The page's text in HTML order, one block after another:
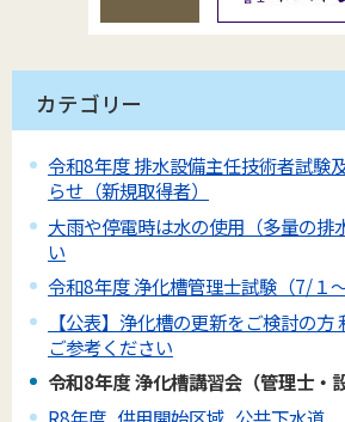
カテゴリー
令和8年度 排水設備主任技術者試験
らせ（新規取得者）
大雨や停電時は水の使用（多量の排
い
令和8年度 浄化槽管理士試験（7/１
【公表】浄化槽の更新をご検討の方
ご参考ください
令和8年度 浄化槽講習会（管理士・